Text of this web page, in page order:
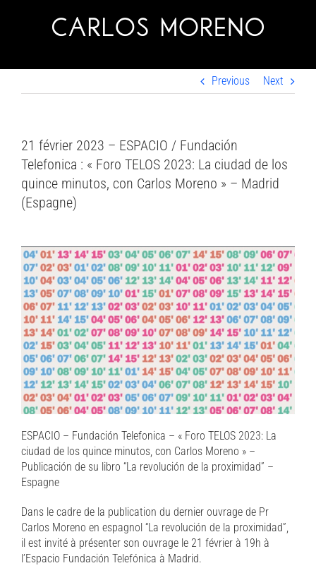
Previous Next
21 février 2023 – ESPACIO / Fundación
Telefonica : « Foro TELOS 2023: La ciudad de los
quince minutos, con Carlos Moreno » – Madrid
(Espagne)
ESPACIO – Fundación Telefonica – « Foro TELOS 2023: La
ciudad de los quince minutos, con Carlos Moreno » –
Publicación de su libro “La revolución de la proximidad” –
Espagne
Dans le cadre de la publication du dernier ouvrage de Pr
Carlos Moreno en espagnol “La revolución de la proximidad”,
il est invité à présenter son ouvrage le 21 février à 19h à
l’Espacio Fundación Telefónica à Madrid.